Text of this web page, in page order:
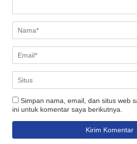
Simpan nama, email, dan situs web
ini untuk komentar saya berikutnya.